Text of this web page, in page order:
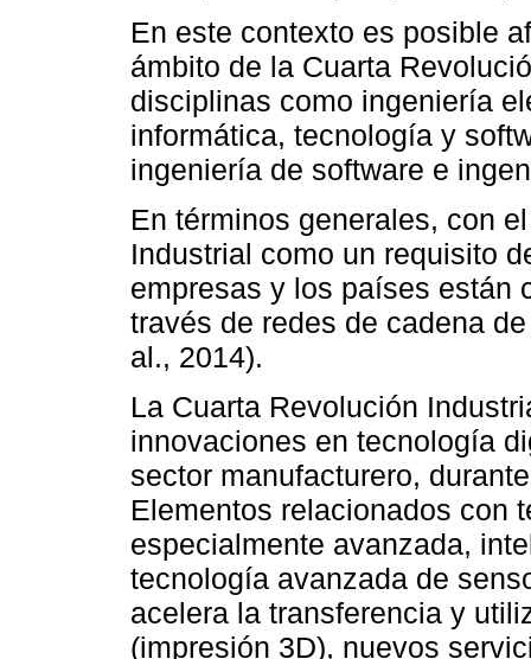
En este contexto es posible
ámbito de la Cuarta
disciplinas como ingeniería
informática, tecnología y
ingeniería de software e
En términos generales, con
Industrial como un requisito
empresas y los países están
través de redes de cadena
al., 2014).
La Cuarta Revolución
innovaciones en tecnología
sector manufacturero,
Elementos relacionados con
especialmente avanzada,
tecnología avanzada de
acelera la transferencia y
(impresión 3D), nuevos